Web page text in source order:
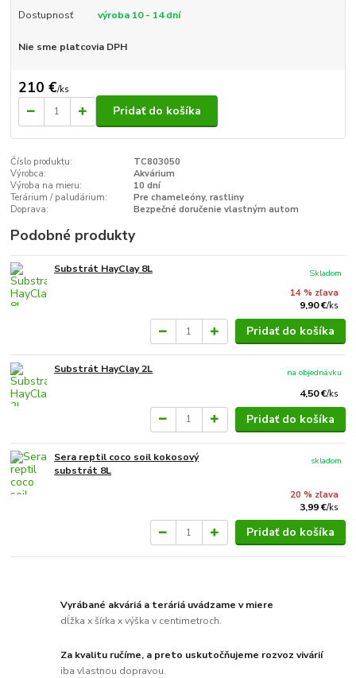
Dostupnosť výroba 10 - 14 dní
Nie sme platcovia DPH
210 €/ks
Pridať do košíka
Číslo produktu:
TC803050
Výrobca:
Akvárium
Výroba na mieru:
10 dní
Terárium / paludárium:
Pre chameleóny, rastliny
Doprava:
Bezpečné doručenie vlastným autom
Podobné produkty
Substrát HayClay 8L
14 % zľava
9,90 €/ks
Skladom
Pridať do košíka
Substrát HayClay 2L
4,50 €/ks
na objednávku
Pridať do košíka
Sera reptil coco soil kokosový
substrát 8L
20 % zľava
3,99 €/ks
skladom
Pridať do košíka
Vyrábané akváriá a teráriá uvádzame v miere
dĺžka x šírka x výška v centimetroch.
Za kvalitu ručíme, a preto uskutočňujeme rozvoz vivárií
iba vlastnou dopravou.